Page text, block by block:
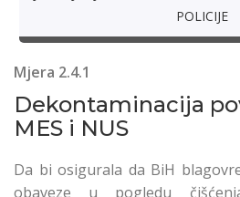
POLICIJE
Mjera 2.4.1
Dekontaminacija
MES i NUS
Da bi osigurala da BiH
obaveze u pogledu